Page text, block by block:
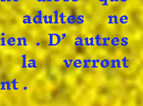
adultes ne
. D’ autres
la verront
.